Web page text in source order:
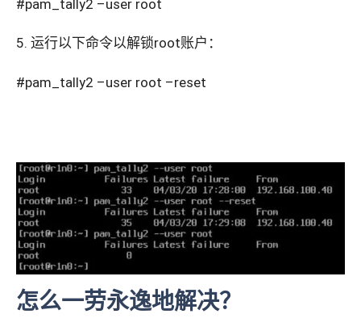
#pam_tally2 –user root
5. 运行以下命令以解锁root账户：
#pam_tally2 –user root –reset
怎么一劳永逸地解决？